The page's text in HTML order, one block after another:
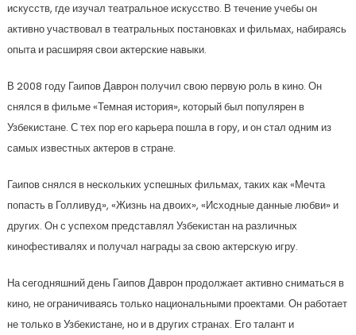
искусств, где изучал театральное искусство. В течение учебы он
активно участвовал в театральных постановках и фильмах, набираясь
опыта и расширяя свои актерские навыки.
В 2008 году Гаипов Даврон получил свою первую роль в кино. Он
снялся в фильме «Темная история», который был популярен в
Узбекистане. С тех пор его карьера пошла в гору, и он стал одним из
самых известных актеров в стране.
Гаипов снялся в нескольких успешных фильмах, таких как «Мечта
попасть в Голливуд», «Жизнь на двоих», «Исходные данные любви» и
других. Он с успехом представлял Узбекистан на различных
кинофестивалях и получал награды за свою актерскую игру.
На сегодняшний день Гаипов Даврон продолжает активно сниматься в
кино, не ограничиваясь только национальными проектами. Он работает
не только в Узбекистане, но и в других странах. Его талант и